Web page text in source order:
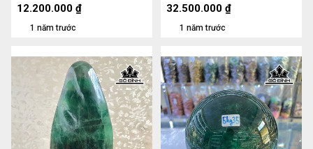
(cm)
1 năm trước
12.200.000 ₫
1 năm trước
32.500.000 ₫